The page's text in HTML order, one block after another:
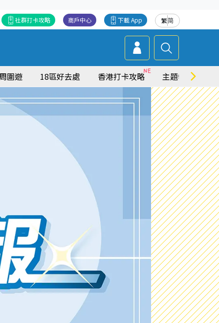
繁简
下載 App
商戶中心
社群打卡攻略
圍遊 18區好去處 香港打卡攻略 主題特集